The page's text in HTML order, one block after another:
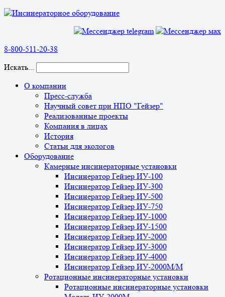
8-800-511-20-38
Искать...
О компании
Пресс-служба
Научный совет при НПО "Гейзер"
Реализованные проекты
Компания в лицах
История
Статьи для экологов
Оборудование
Камерные инсинераторные установки
Инсинератор Гейзер ИУ-100
Инсинератор Гейзер ИУ-300
Инсинератор Гейзер ИУ-500
Инсинератор Гейзер ИУ-750
Инсинератор Гейзер ИУ-1000
Инсинератор Гейзер ИУ-1500
Инсинератор Гейзер ИУ-2000
Инсинератор Гейзер ИУ-3000
Инсинератор Гейзер ИУ-4000
Инсинератор Гейзер ИУ-2000М/М
Ротационные инсинераторные установки
Ротационные инсинераторные установки